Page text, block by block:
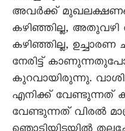
അവർക്ക്
കഴിഞ്ഞില്ല, അതുവഴി
കഴിഞ്ഞില്ല,
നേരിട്ട്
കുറവായിരുന്നു.
എനിക്ക് വേണ്ടുന്നത്
വേണ്ടുന്നത് വിരൽ